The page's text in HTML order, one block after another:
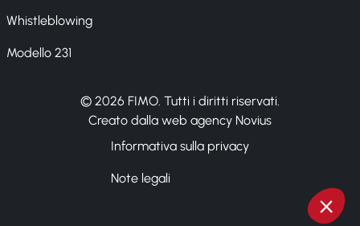
Whistleblowing
Modello 231
© 2026 FIMO. Tutti i diritti riservati.
Creato dalla web agency Novius
Informativa sulla privacy
Note legali